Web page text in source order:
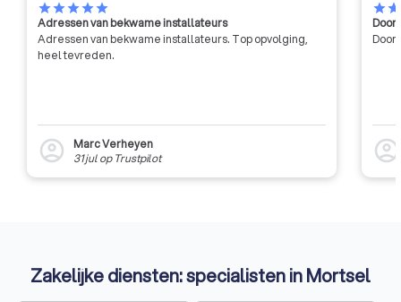
starstarstarstarstar
Adressen van bekwame installateurs
Adressen van bekwame installateurs. Top opvolging,
heel tevreden.
account_circle
Marc Verheyen
31 julop Trustpilot
starstar
Door
Door
account_circle
Zakelijke diensten: specialisten in Mortsel